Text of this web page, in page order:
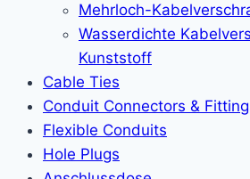
Mehrloch-
Wasserdichte
Kunststoff
Cable Ties
Conduit Connectors &
Flexible Conduits
Hole Plugs